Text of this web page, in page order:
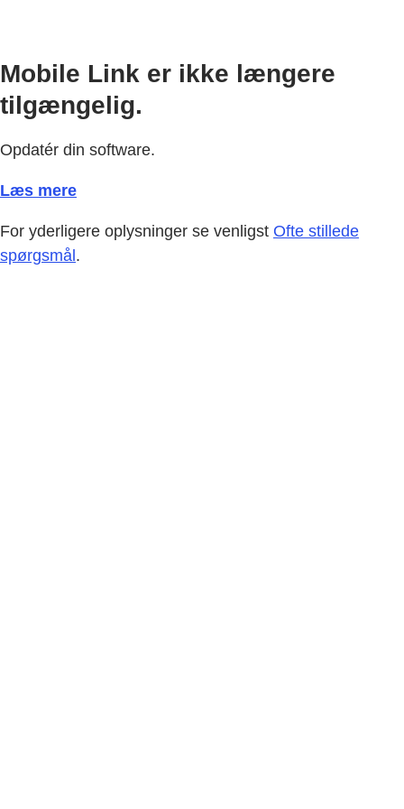
Mobile Link er ikke længere
tilgængelig.
Opdatér din software.
Læs mere
For yderligere oplysninger se venligst Ofte stillede
spørgsmål.